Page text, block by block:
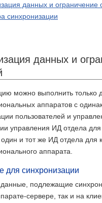
данных и ограничение
синхронизации
данных и
можно выполнить только
аппаратов с
пользователей и
управления ИД отдела
один и тот же ИД отдела для
аппарата.
для синхронизации
подлежащие
сервере, так и на